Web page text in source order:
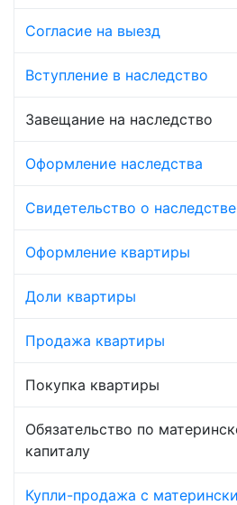
Согласие на выезд
Вступление в наследство
Завещание на наследство
Оформление наследства
Свидетельство о наследстве
Оформление квартиры
Доли квартиры
Продажа квартиры
Покупка квартиры
Обязательство по
капиталу
Купли-продажа с